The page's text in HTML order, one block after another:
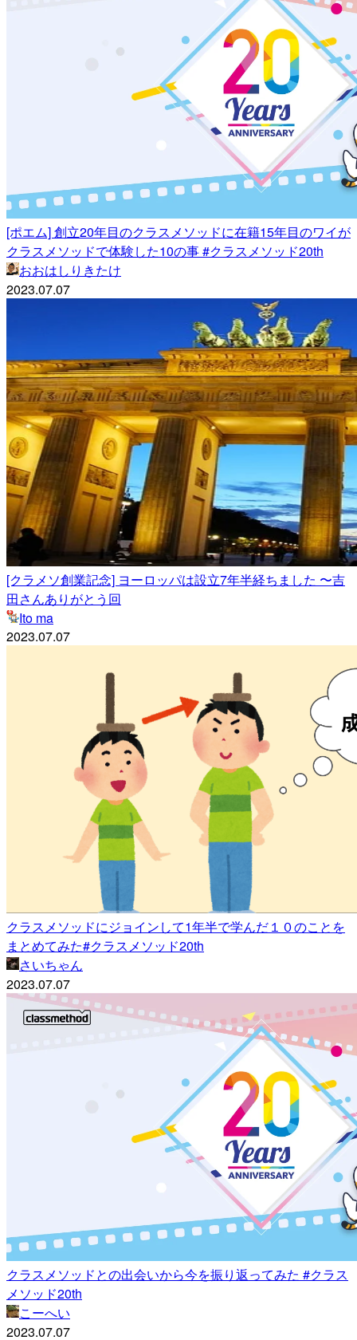
[ポエム] 創立20年目のクラスメソッドに在籍15年目のワイが
クラスメソッドで体験した10の事 #クラスメソッド20th
おおはしりきたけ
2023.07.07
[クラメソ創業記念] ヨーロッパは設立7年半経ちました 〜吉
田さんありがとう回
Ito ma
2023.07.07
クラスメソッドにジョインして1年半で学んだ１０のことを
まとめてみた#クラスメソッド20th
さいちゃん
2023.07.07
クラスメソッドとの出会いから今を振り返ってみた #クラス
メソッド20th
こーへい
2023.07.07